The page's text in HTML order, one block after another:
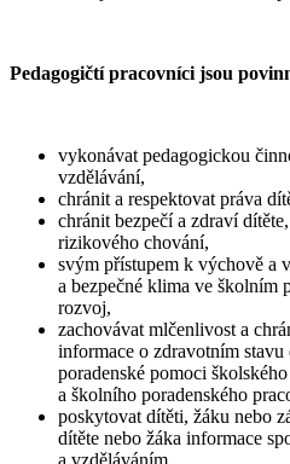
Pedagogičtí pracovníci jsou
vykonávat pedagogickou
vzdělávání,
chránit a respektovat práva
chránit bezpečí a zdraví
rizikového chování,
svým přístupem k výchově a
a bezpečné klima ve školním
rozvoj,
zachovávat mlčenlivost a
informace o zdravotním
poradenské pomoci
a školního poradenského
poskytovat dítěti, žáku nebo
dítěte nebo žáka informace
a vzděláváním,